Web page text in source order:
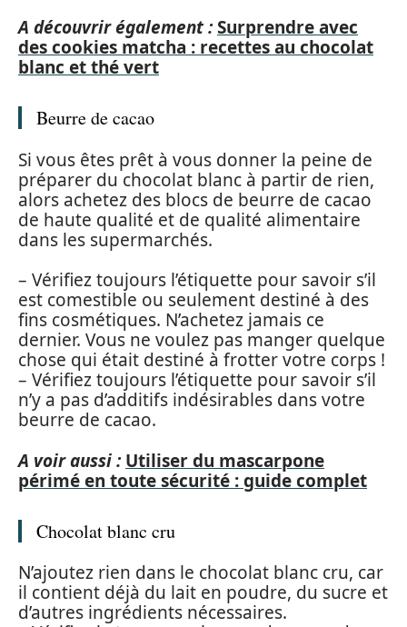
A découvrir également :Surprendre avec
des cookies matcha : recettes au chocolat
blanc et thé vert
Beurre de cacao
Si vous êtes prêt à vous donner la peine de
préparer du chocolat blanc à partir de rien,
alors achetez des blocs de beurre de cacao
de haute qualité et de qualité alimentaire
dans les supermarchés.
– Vérifiez toujours l’étiquette pour savoir s’il
est comestible ou seulement destiné à des
fins cosmétiques. N’achetez jamais ce
dernier. Vous ne voulez pas manger quelque
chose qui était destiné à frotter votre corps !
– Vérifiez toujours l’étiquette pour savoir s’il
n’y a pas d’additifs indésirables dans votre
beurre de cacao.
A voir aussi : Utiliser du mascarpone
périmé en toute sécurité : guide complet
Chocolat blanc cru
N’ajoutez rien dans le chocolat blanc cru, car
il contient déjà du lait en poudre, du sucre et
d’autres ingrédients nécessaires.